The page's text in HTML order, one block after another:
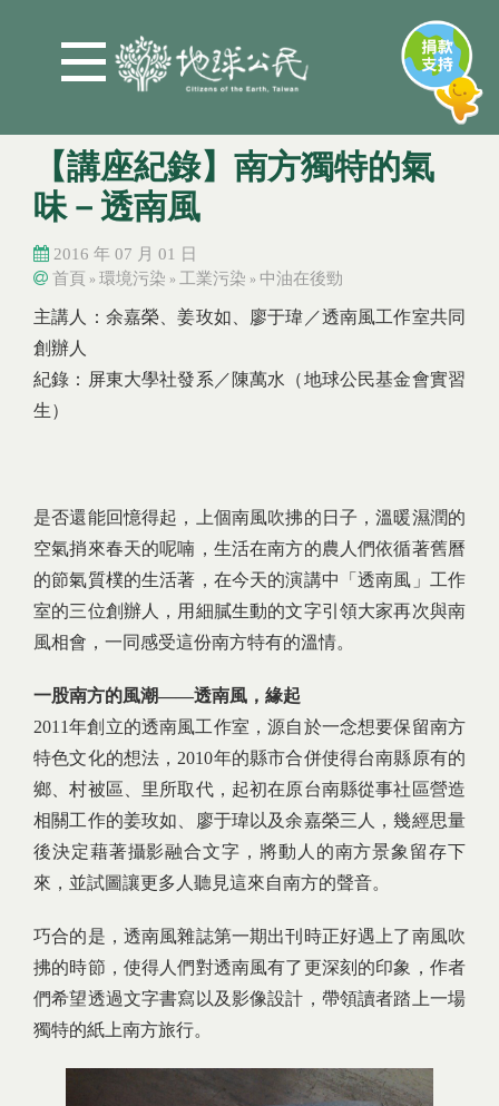
【講座紀錄】南方獨特的氣
味－透南風
2016 年 07 月 01 日
您在這裡
首頁 » 環境污染 » 工業污染 » 中油在後勁
您在這裡
主講人：余嘉榮、姜玫如、廖于瑋／透南風工作室共同
創辦人
紀錄：屏東大學社發系／陳萬水（地球公民基金會實習
生）
是否還能回憶得起，上個南風吹拂的日子，溫暖濕潤的
空氣捎來春天的呢喃，生活在南方的農人們依循著舊曆
的節氣質樸的生活著，在今天的演講中「透南風」工作
室的三位創辦人，用細膩生動的文字引領大家再次與南
風相會，一同感受這份南方特有的溫情。
一股南方的風潮——透南風，緣起
2011年創立的透南風工作室，源自於一念想要保留南方
特色文化的想法，2010年的縣市合併使得台南縣原有的
鄉、村被區、里所取代，起初在原台南縣從事社區營造
相關工作的姜玫如、廖于瑋以及余嘉榮三人，幾經思量
後決定藉著攝影融合文字，將動人的南方景象留存下
來，並試圖讓更多人聽見這來自南方的聲音。
巧合的是，透南風雜誌第一期出刊時正好遇上了南風吹
拂的時節，使得人們對透南風有了更深刻的印象，作者
們希望透過文字書寫以及影像設計，帶領讀者踏上一場
獨特的紙上南方旅行。